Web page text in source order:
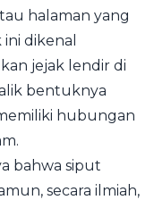
halaman yang
dikenal
jejak lendir di
bentuknya
hubungan
bahwa siput
secara ilmiah,